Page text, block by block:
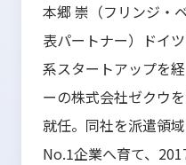
本郷 崇（フリンジ・
表パートナー）ドイ
系スタートアップを
ーの株式会社ゼクウ
就任。同社を派遣領
No.1企業へ育て、